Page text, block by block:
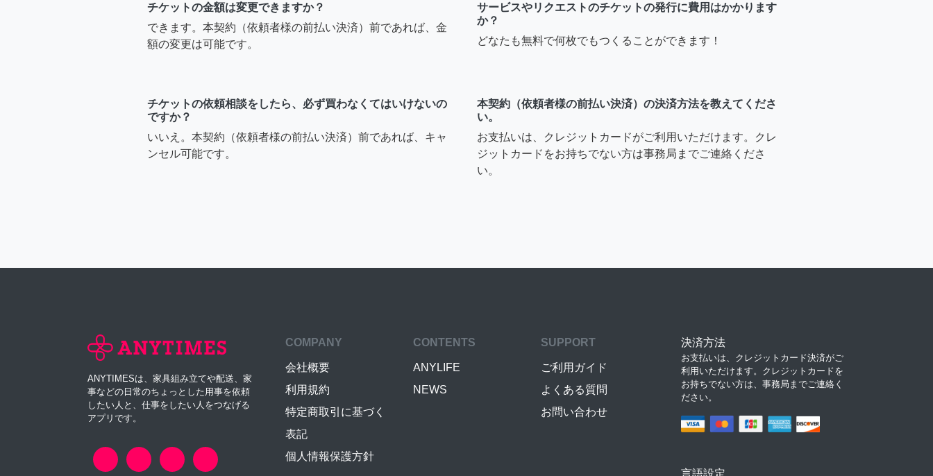
チケットの金額は変更できますか？
できます。本契約（依頼者様の前払い決済）前であれば、金
額の変更は可能です。
サービスやリクエストのチケットの発行に費用はかかります
か？
どなたも無料で何枚でもつくることができます！
チケットの依頼相談をしたら、必ず買わなくてはいけないの
ですか？
いいえ。本契約（依頼者様の前払い決済）前であれば、キャ
ンセル可能です。
本契約（依頼者様の前払い決済）の決済方法を教えてくださ
い。
お支払いは、クレジットカードがご利用いただけます。クレ
ジットカードをお持ちでない方は事務局までご連絡くださ
い。
ANYTIMESは、家具組み立てや配送、家
事などの日常のちょっとした用事を依頼
したい人と、仕事をしたい人をつなげる
アプリです。
COMPANY
会社概要
利用規約
特定商取引に基づく
表記
個人情報保護方針
CONTENTS
ANYLIFE
NEWS
SUPPORT
ご利用ガイド
よくある質問
お問い合わせ
決済方法
お支払いは、クレジットカード決済がご
利用いただけます。クレジットカードを
お持ちでない方は、事務局までご連絡く
ださい。
言語設定